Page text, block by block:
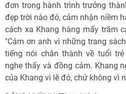
đơn trong hành trình trưởng
đẹp trời nào đó, cảm nhận niềm
cách xa Khang hàng mấy trăm
"Cám ơn anh vì những trang
tiếng nói chân thành về tuổi
nghe thấy và đồng cảm. Khang
của Khang vì lẽ đó, chứ không vì